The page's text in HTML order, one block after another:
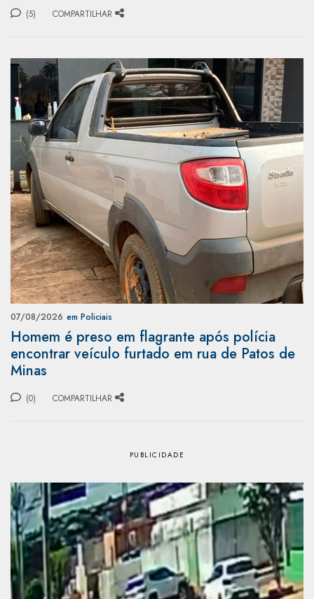
(5) COMPARTILHAR
07/08/2026 em Policiais
Homem é preso em flagrante após polícia
encontrar veículo furtado em rua de Patos de
Minas
(0) COMPARTILHAR